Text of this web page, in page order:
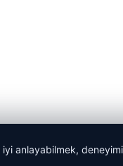
iyi anlayabilmek,